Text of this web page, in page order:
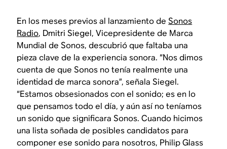
En los meses previos al lanzamiento deSonos
Radio, Dmitri Siegel, Vicepresidente de Marca
Mundial de Sonos, descubrió que faltaba una
pieza clave de la experiencia sonora. “Nos dimos
cuenta de que Sonos no tenía realmente una
identidad de marca sonora”, señala Siegel.
“Estamos obsesionados con el sonido; es en lo
que pensamos todo el día, y aún así no teníamos
un sonido que significara Sonos. Cuando hicimos
una lista soñada de posibles candidatos para
componer ese sonido para nosotros, Philip Glass